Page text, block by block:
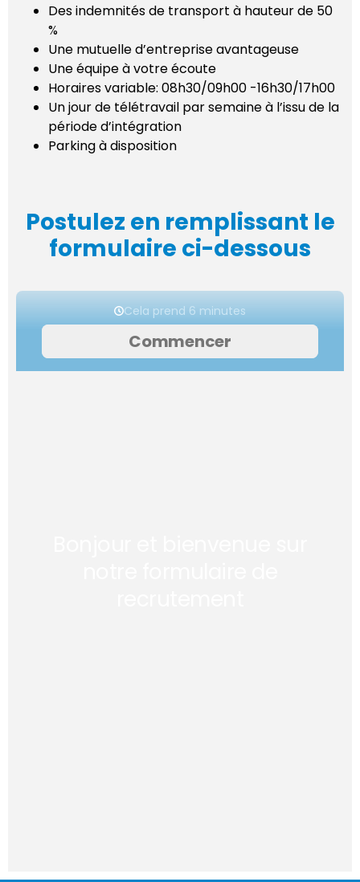
Des indemnités de transport à hauteur de 50
%
Une mutuelle d’entreprise avantageuse
Une équipe à votre écoute
Horaires variable: 08h30/09h00 -16h30/17h00
Un jour de télétravail par semaine à l’issu de la
période d’intégration
Parking à disposition
Postulez en remplissant le
formulaire ci-dessous